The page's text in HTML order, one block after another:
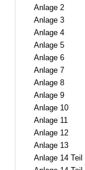
Anlage 2
Anlage 3
Anlage 4
Anlage 5
Anlage 6
Anlage 7
Anlage 8
Anlage 9
Anlage 10
Anlage 11
Anlage 12
Anlage 13
Anlage 14 Teil